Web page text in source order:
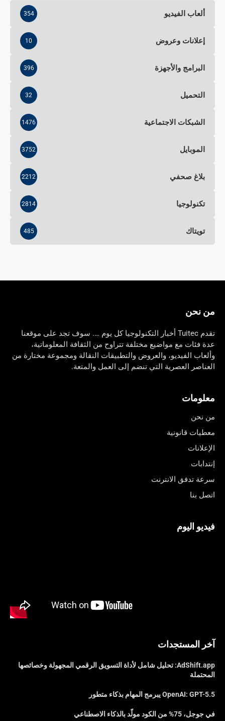
ألعاب الفيديو 354
إعلانات وعروض 10
البرامج والأجهزة 396
التحميل 32
الشبكات الاجتماعية 1476
الموبايل 3752
بلاغ صحفي 2212
تكنولوجيا 2814
تويتاك 485
من نحن
تقدم Tuitec أخبار التكنولوجيا كل يوم …. سوف تجد على موقعنا
عدة فئات مع مواضيع مختلفة تتراوح من الثقافة المعلوماتية،
وألعاب الفيديو، والعروض والتطبيقات النقالة ومجموعة مختارة من
العناصر العصرية التي تنضم إلى العمل والمتعة.
معلومات
من نحن
معطيات قانونية
الإعلانات
إنتدابات
سرعة تدفق الانترنت
اتصل بنا
فيديو اليوم
آخر المستجدات
AdShift.app: تحليل شامل لأداة التسويق الرقمي المجهولة وخصائصها
المحتملة
OpenAI: GPT-5.5 يبرمج المهام بذكاء متطور
في جوجل، 75% من الكود مولّد بالذكاء الاصطناعي